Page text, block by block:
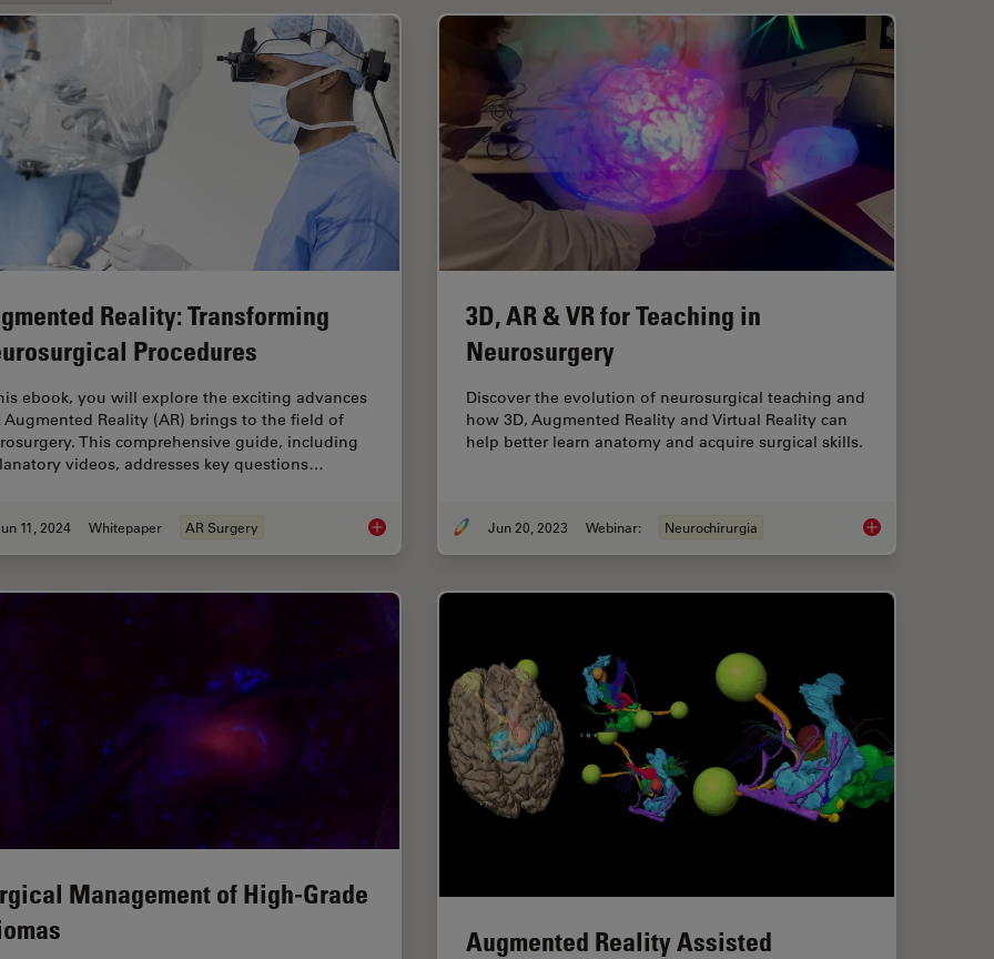
Reality: Transforming
Procedures
ebook, you will explore the exciting advances
Augmented Reality (AR) brings to the field of
This comprehensive guide, including
videos, addresses key questions…
11, 2024 Whitepaper AR Surgery Augmented Reality: Transforming Neurosurgical Procedures
3D, AR & VR for Teaching in
Neurosurgery
Discover the evolution of neurosurgical teaching and
how 3D, Augmented Reality and Virtual Reality can
help better learn anatomy and acquire surgical skills.
Jun 20, 2023 Webinar: Neurochirurgia 3D, AR & VR for
Management of High-Grade
Augmented Reality Assisted